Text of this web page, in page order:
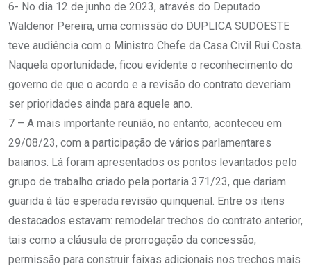
6- No dia 12 de junho de 2023, através do Deputado
Waldenor Pereira, uma comissão do DUPLICA SUDOESTE
teve audiência com o Ministro Chefe da Casa Civil Rui Costa.
Naquela oportunidade, ficou evidente o reconhecimento do
governo de que o acordo e a revisão do contrato deveriam
ser prioridades ainda para aquele ano.
7 – A mais importante reunião, no entanto, aconteceu em
29/08/23, com a participação de vários parlamentares
baianos. Lá foram apresentados os pontos levantados pelo
grupo de trabalho criado pela portaria 371/23, que dariam
guarida à tão esperada revisão quinquenal. Entre os itens
destacados estavam: remodelar trechos do contrato anterior,
tais como a cláusula de prorrogação da concessão;
permissão para construir faixas adicionais nos trechos mais